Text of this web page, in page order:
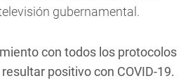
gubernamental.
con todos los protocolos
positivo con COVID-19.